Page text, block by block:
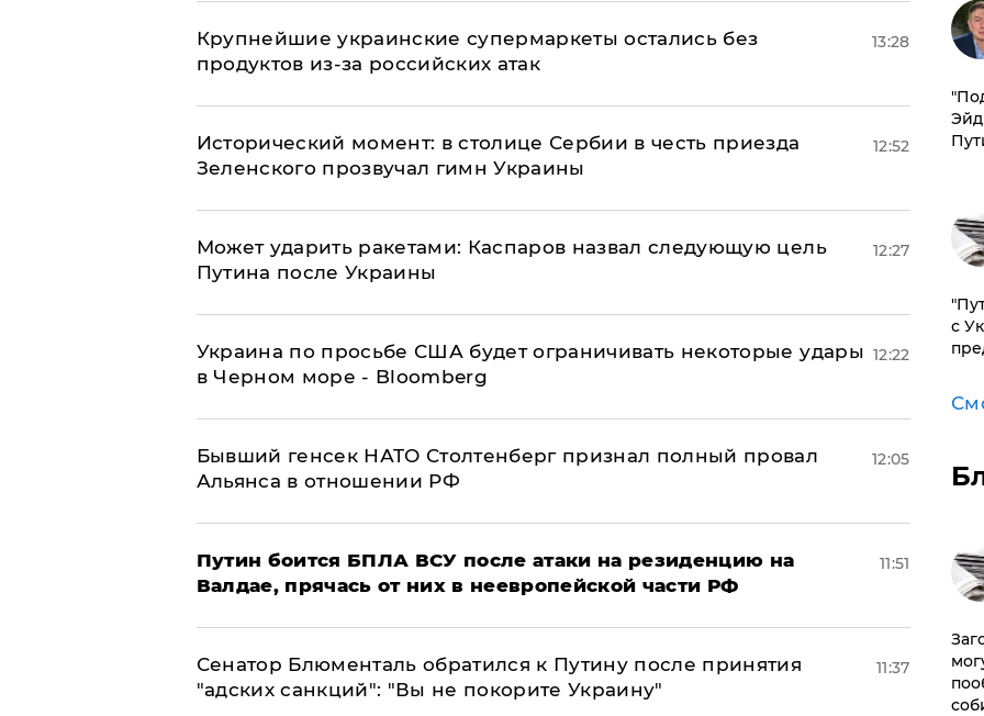
Крупнейшие украинские супермаркеты остались без
продуктов из-за российских атак
13:28
Исторический момент: в столице Сербии в честь приезда
Зеленского прозвучал гимн Украины
12:52
Может ударить ракетами: Каспаров назвал следующую цель
Путина после Украины
12:27
Украина по просьбе США будет ограничивать некоторые удары
в Черном море - Bloomberg
12:22
Бывший генсек НАТО Столтенберг признал полный провал
Альянса в отношении РФ
12:05
Путин боится БПЛА ВСУ после атаки на резиденцию на
Валдае, прячась от них в неевропейской части РФ
11:51
Сенатор Блюменталь обратился к Путину после принятия
"адских санкций": "Вы не покорите Украину"
11:37
с